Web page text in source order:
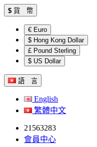
$ 貨 幣
€ Euro
$ Hong Kong Dollar
£ Pound Sterling
$ US Dollar
語 言
English
繁體中文
21563283
會員中心